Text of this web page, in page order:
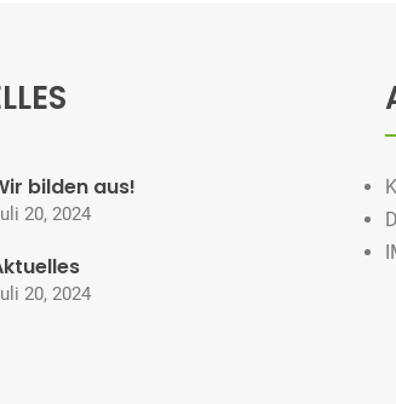
bilden aus!
20, 2024
20, 2024